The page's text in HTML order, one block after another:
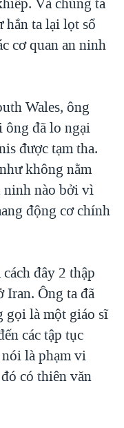
hắn ta lại lọt sổ
cơ quan an ninh
Wales, ông
ông đã lo ngại
được tạm tha.
không nằm
ninh nào bởi vì
động cơ chính
đây 2 thập
Ông ta đã
gọi là một giáo sĩ
các tập tục
là phạm vi
có thiên văn